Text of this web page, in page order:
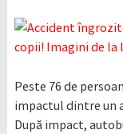
Peste 76 de
impactul dintre un
După impact,